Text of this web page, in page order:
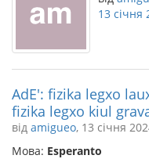
13 січня
AdE': fizika legxo
fizika legxo kiul
від amigueo, 13 січня
Мова: Esperanto